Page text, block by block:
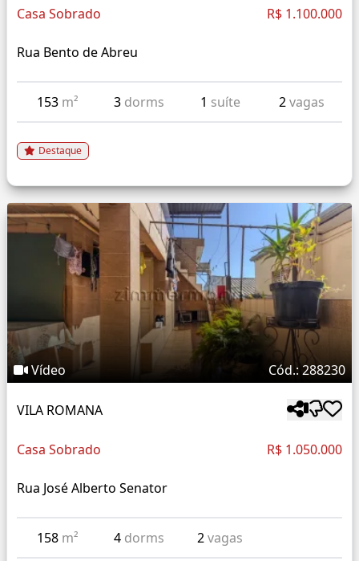
Casa Sobrado R$ 1.100.000
Rua Bento de Abreu
153 m² 3 dorms 1 suíte 2vagas
Destaque
Vídeo Cód.: 288230
VILA ROMANA
Casa Sobrado R$ 1.050.000
Rua José Alberto Senator
158 m² 4 dorms 2vagas